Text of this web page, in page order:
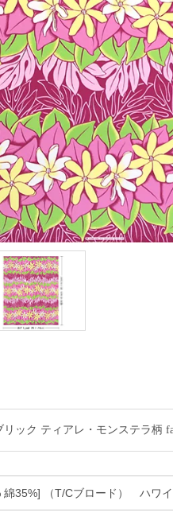
ック ティアレ・モンステラ柄
綿35%] （T/Cブロード） ハワイ